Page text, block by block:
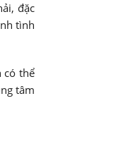
đặc
tình
có thể
tâm